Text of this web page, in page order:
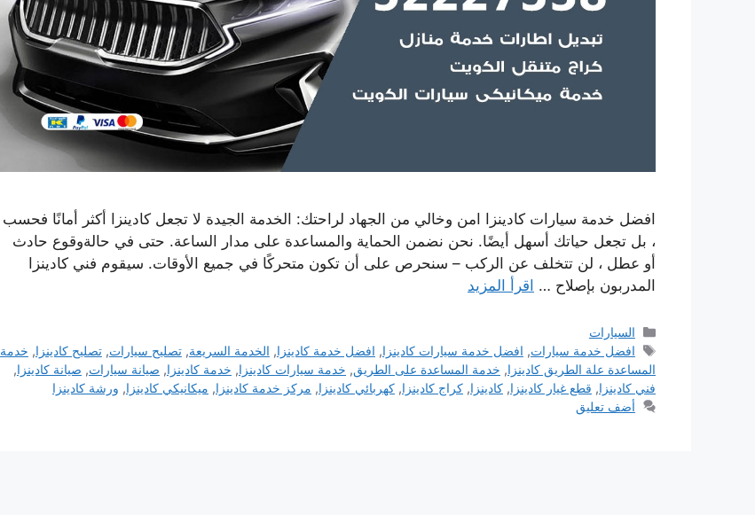
افضل خدمة سيارات كادينزا امن وخالي من الجهاد لراحتك: الخدمة الجيدة لا تجعل كادينزا أكثر أمانًا فحسب
، بل تجعل حياتك أسهل أيضًا. نحن نضمن الحماية والمساعدة على مدار الساعة. حتى في حالةوقوع حادث
أو عطل ، لن تتخلف عن الركب – سنحرص على أن تكون متحركًا في جميع الأوقات. سيقوم فني كادينزا
المدربون بإصلاح … اقرأ المزيد
التصنيفات
السيارات
الوسوم
افضل خدمة سيارات, افضل خدمة سيارات كادينزا, افضل خدمة كادينزا, الخدمة السريعة,تصليح سيارات,تصليح كادينزا, خدمة
المساعدة علة الطريق كادينزا, خدمة المساعدة على الطريق, خدمة سيارات كادينزا, خدمة كادينزا, صيانة سيارات, صيانة كادينزا,
فني كادينزا, قطع غيار كادينزا, كادينزا, كراج كادينزا, كهربائي كادينزا, مركز خدمة كادينزا, ميكانيكي كادينزا, ورشة كادينزا
أضف تعليق